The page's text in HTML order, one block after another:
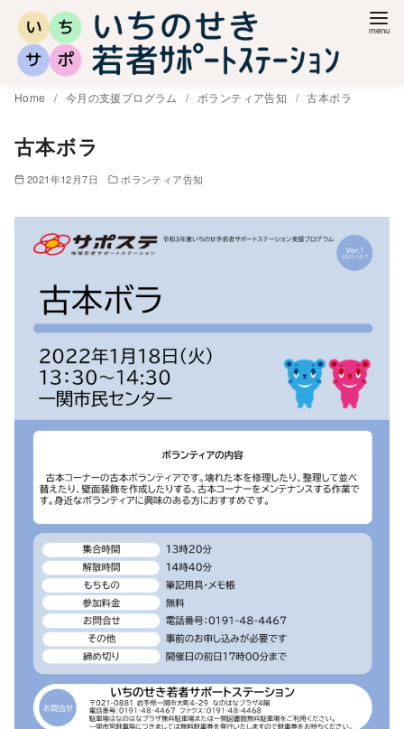
Home 今月の支援プログラム ボランティア告知 古本ボラ
古本ボラ
2021年12月7日 ボランティア告知